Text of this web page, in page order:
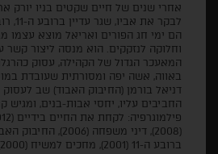
אחרי שנים של חיים שקטים בניו יורק
לבקר
הם ימי חג הפורים ואריאל מוצא עצמו
וחלוקה לנזקקים. הוא מנסה ליצור
המאעכר הגדול של הקהילה, עסוק
באווה, אשה יפה ומסורתית שעובדת
דניאל בורמן (החיבוק האבוד) שב
החביבים עליו, יחסי אבות-בנים, ומגיש
ברובע ה-11 (2001), מחכים למשיח (2000).